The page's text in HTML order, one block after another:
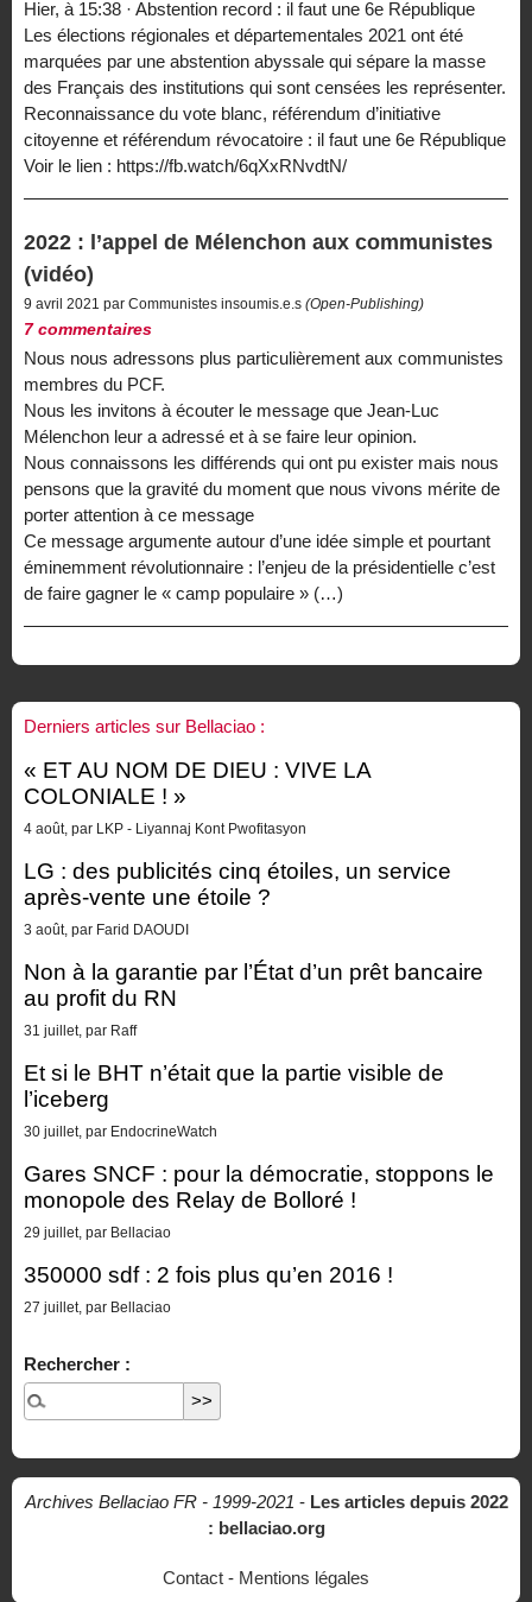
Hier, à 15:38 · Abstention record : il faut une 6e République
Les élections régionales et départementales 2021 ont été
marquées par une abstention abyssale qui sépare la masse
des Français des institutions qui sont censées les représenter.
Reconnaissance du vote blanc, référendum d’initiative
citoyenne et référendum révocatoire : il faut une 6e République
Voir le lien : https://fb.watch/6qXxRNvdtN/
2022 : l’appel de Mélenchon aux communistes
(vidéo)
9 avril 2021 par Communistes insoumis.e.s (Open-Publishing)
7 commentaires
Nous nous adressons plus particulièrement aux communistes
membres du PCF.
Nous les invitons à écouter le message que Jean-Luc
Mélenchon leur a adressé et à se faire leur opinion.
Nous connaissons les différends qui ont pu exister mais nous
pensons que la gravité du moment que nous vivons mérite de
porter attention à ce message
Ce message argumente autour d’une idée simple et pourtant
éminemment révolutionnaire : l’enjeu de la présidentielle c’est
de faire gagner le « camp populaire » (…)
Derniers articles sur Bellaciao :
« ET AU NOM DE DIEU : VIVE LA
COLONIALE ! »
4 août, par LKP - Liyannaj Kont Pwofitasyon
LG : des publicités cinq étoiles, un service
après-vente une étoile ?
3 août, par Farid DAOUDI
Non à la garantie par l’État d’un prêt bancaire
au profit du RN
31 juillet, par Raff
Et si le BHT n’était que la partie visible de
l’iceberg
30 juillet, par EndocrineWatch
Gares SNCF : pour la démocratie, stoppons le
monopole des Relay de Bolloré !
29 juillet, par Bellaciao
350000 sdf : 2 fois plus qu’en 2016 !
27 juillet, par Bellaciao
Rechercher :
Archives Bellaciao FR - 1999-2021 - Les articles depuis 2022
: bellaciao.org
Contact - Mentions légales